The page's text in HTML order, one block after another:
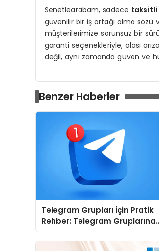
Senetlearabam, sadece taksitli
güvenilir bir iş ortağı olma sözü
müşterilerimize sorunsuz bir
garanti seçenekleriyle, olası
değil, aynı zamanda güven ve
Benzer Haberler
Telegram Grupları İçin Pratik
Rehber: Telegram Gruplarına
Katılırken Nelere Dikkat
Edilmeli?